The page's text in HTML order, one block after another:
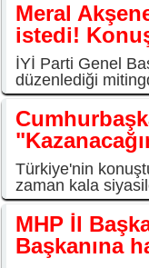
Meral
istedi!
İYİ Parti Genel
düzenlediği
Türkiye'nin
zaman kala
MHP İl
Başkanına